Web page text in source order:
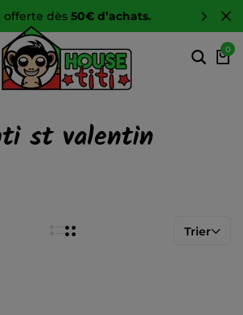
offerte dès 50€ d’achats.
0
st valentin
Trier